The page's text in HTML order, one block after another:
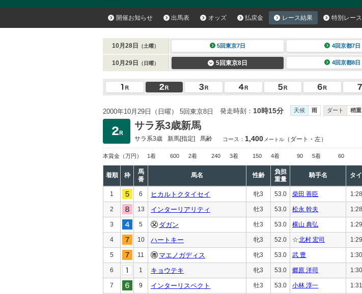
開催お知らせ 出馬表 オッズ 払戻金 レース結果 特別レー
10月28日 （土曜） 5回東京7日 4回京都7日
10月29日 （日曜） 5回東京8日 4回京都8日
2000年10月29日（日曜） 5回東京8日 発走時刻： 10時15分 天候 雨 ダート 稍重
サラ系3歳新馬
サラ系3歳 新馬[指定] 馬齢 コース： 1,400 メートル （ダート・左）
本賞金 （万円） 1着 600 2着 240 3着 150 4着 90 5着 60
着順 枠
馬
番
馬名 性齢
負担
重量
騎手名 タ
1 6 ヒカルトクタイセイ 牝3 53.0 柴田 善臣
2 13 インターリアリティ 牡3 53.0 松永 幹夫
3 5 ダガン 牡3 53.0 横山 典弘
4 10 ハートキー 牝3 52.0 ☆北村 宏司
5 11 マエノガディス 牝3 53.0 武 豊
6 1 キョウテキ 牝3 53.0 郷原 洋司
7 9 インターリスペクト 牡3 53.0 小林 淳一